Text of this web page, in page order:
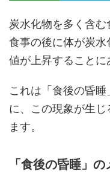
炭水化物を多く含む
食事の後に体が炭
値が上昇することに
これは「食後の昏
に、この現象が生
ます。
「食後の昏睡」